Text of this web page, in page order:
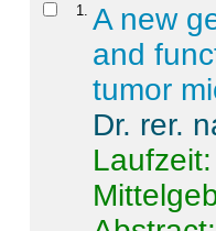
1
A new
and
tumor
Dr. rer.